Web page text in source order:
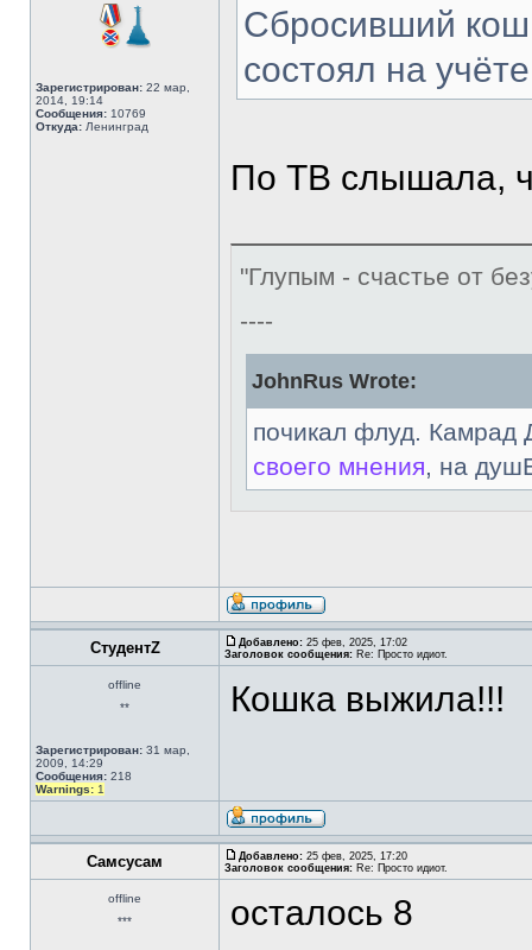
Зарегистрирован: 22 мар,
2014, 19:14
Сообщения: 10769
Откуда: Ленинград
Сбросивший
состоял на
По ТВ слышала,
"Глупым - счастье от
----
JohnRus Wrote:
почикал флуд. Камрад
своего мнения, на
СтудентZ Добавлено: 25 фев, 2025, 17:02
Заголовок сообщения: Re: Просто идиот.
offline
**
Зарегистрирован: 31 мар,
2009, 14:29
Сообщения: 218
Warnings: 1
Кошка выжила!!!
Самсусам Добавлено: 25 фев, 2025, 17:20
Заголовок сообщения: Re: Просто идиот.
offline
***
осталось 8